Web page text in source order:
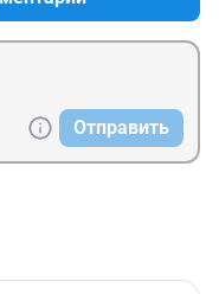
на монтаже
ее держать
Отправить